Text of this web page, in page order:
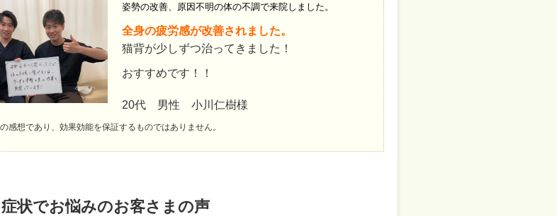
姿勢の改善、原因不明の体の不調で来院しました。
全身の疲労感が改善されました。
猫背が少しずつ治ってきました！
おすすめです！！
20代 男性 小川仁樹様
感想であり、効果効能を保証するものではありません。
症状でお悩みのお客さまの声